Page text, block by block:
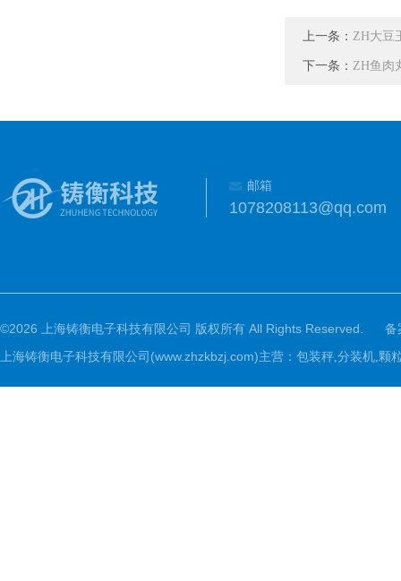
上一条： ZH大豆
下一条： ZH鱼肉
邮箱
1078208113@qq.com
©2026 上海铸衡电子科技有限公司 版权所有 All Rights Reserved.
备
上海铸衡电子科技有限公司(www.zhzkbzj.com)主营： 包装秤,分装机,颗